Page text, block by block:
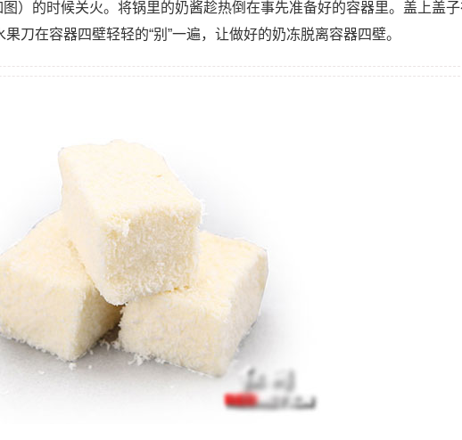
）的时候关火。将锅里的奶酱趁热倒在事先准备好的容器里。盖上盖
刀在容器四壁轻轻的“别”一遍，让做好的奶冻脱离容器四壁。